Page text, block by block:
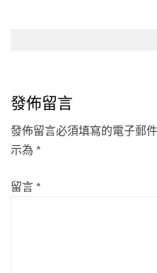
發佈留言
發佈留言必須填寫的電子郵
示為 *
留言 *